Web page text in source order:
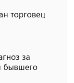
торговец
за
бывшего